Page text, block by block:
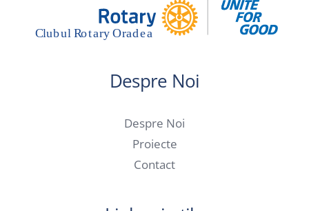
Despre Noi
Despre Noi
Proiecte
Contact